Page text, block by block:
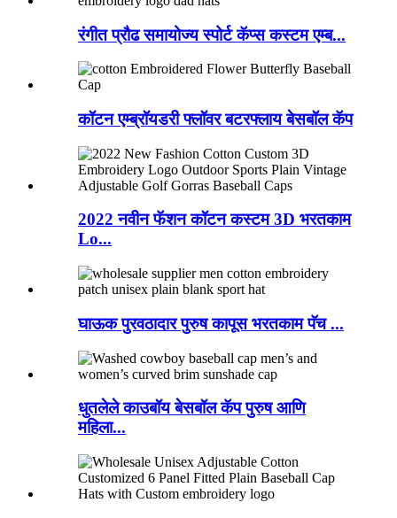
रंगीत प्रौढ समायोज्य स्पोर्ट कॅप्स कस्टम एम्ब...
कॉटन एम्ब्रॉयडरी फ्लॉवर बटरफ्लाय बेसबॉल कॅप
2022 नवीन फॅशन कॉटन कस्टम 3D भरतकाम
Lo...
घाऊक पुरवठादार पुरुष कापूस भरतकाम पॅच ...
धुतलेले काउबॉय बेसबॉल कॅप पुरुष आणि
महिला...